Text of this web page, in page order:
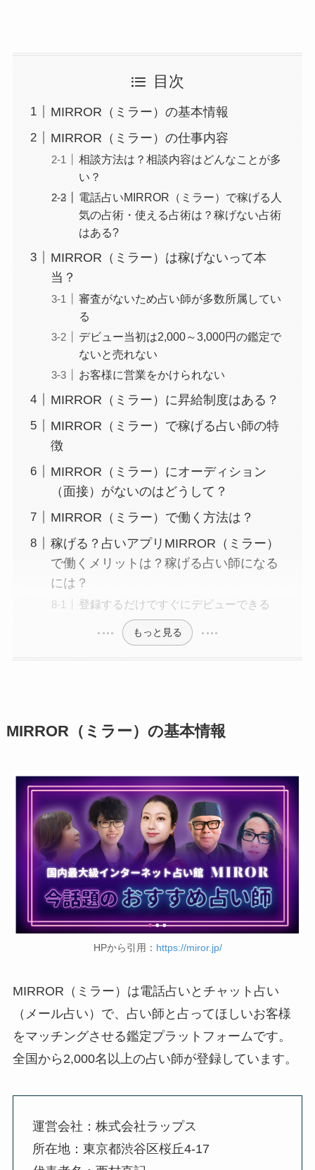
目次
MIRROR（ミラー）の基本情報
MIRROR（ミラー）の仕事内容
相談方法は？相談内容はどんなことが多
い？
電話占いMIRROR（ミラー）で稼げる人
気の占術・使える占術は？稼げない占術
はある?
MIRROR（ミラー）は稼げないって本
当？
審査がないため占い師が多数所属してい
る
デビュー当初は2,000～3,000円の鑑定で
ないと売れない
お客様に営業をかけられない
MIRROR（ミラー）に昇給制度はある？
MIRROR（ミラー）で稼げる占い師の特
徴
MIRROR（ミラー）にオーディション
（面接）がないのはどうして？
MIRROR（ミラー）で働く方法は？
稼げる？占いアプリMIRROR（ミラー）
で働くメリットは？稼げる占い師になる
には？
登録するだけですぐにデビューできる
もっと見る
MIRROR（ミラー）の基本情報
HPから引用： https://miror.jp/
MIRROR（ミラー）は電話占いとチャット占い
（メール占い）で、占い師と占ってほしいお客様
をマッチングさせる鑑定プラットフォームです。
全国から2,000名以上の占い師が登録しています。
運営会社：株式会社ラップス
所在地：東京都渋谷区桜丘4-17